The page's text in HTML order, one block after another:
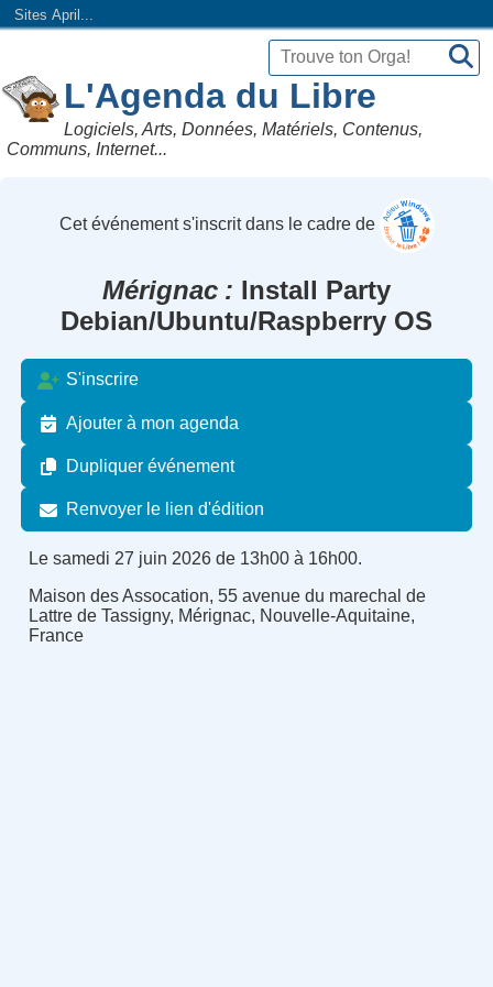
Sites April...
L'Agenda du Libre
Logiciels, Arts, Données, Matériels, Contenus,
Communs, Internet...
Cet événement s'inscrit dans le cadre de
Mérignac
Install Party
Debian/Ubuntu/Raspberry OS
S'inscrire
Ajouter à mon agenda
Dupliquer événement
Renvoyer le lien d'édition
Le samedi 27 juin 2026 de 13h00 à 16h00.
Maison des Assocation, 55 avenue du marechal de
Lattre de Tassigny, Mérignac, Nouvelle-Aquitaine,
France